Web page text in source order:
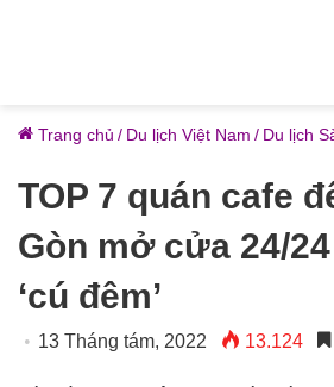
Trang chủ / Du lịch Việt Nam / Du lịch
TOP 7 quán cafe
Gòn mở cửa 24/
‘cú đêm’
13 Tháng tám, 2022 13.124